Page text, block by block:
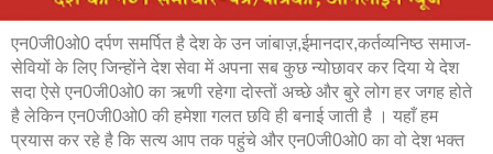
एन0जी0ओ0 दर्पण समर्पित है देश के उन जांबाज़,ईमानदार,कर्तव्यनिष्ठ समाज-
सेवियों के लिए जिन्होंने देश सेवा में अपना सब कुछ न्योछावर कर दिया ये देश
सदा ऐसे एन0जी0ओ0 का ऋणी रहेगा दोस्तों अच्छे और बुरे लोग हर जगह होते
है लेकिन एन0जी0ओ0 की हमेशा गलत छवि ही बनाई जाती है । यहाँ हम
प्रयास कर रहे है कि सत्य आप तक पहुंचे और एन0जी0ओ0 का वो देश भक्त